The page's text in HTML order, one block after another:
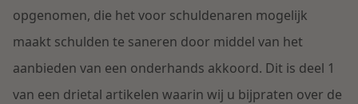
Energie
Zorg & Sociaal domein
woningbouw
Nieuws
opgenomen, die het voor schuldenaren mogelijk
maakt schulden te saneren door middel van het
aanbieden van een onderhands akkoord. Dit is deel 1
van een drietal artikelen waarin wij u bijpraten over de